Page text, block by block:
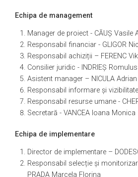
Echipa de management
Manager de proiect - CĂUȘ Vasile
Responsabil financiar - GLIGOR
Responsabil achiziții – FERENC
Consilier juridic - INDRIEȘ
Asistent manager – NICULA Adrian
Responsabil informare și
Responsabil resurse umane -
Secretară - VANCEA Ioana Monica
Echipa de implementare
Director de implementare –
Responsabil selecție și
PRADA Marcela Florina